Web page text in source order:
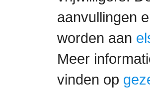
aanvullingen
worden aan
Meer
vinden op